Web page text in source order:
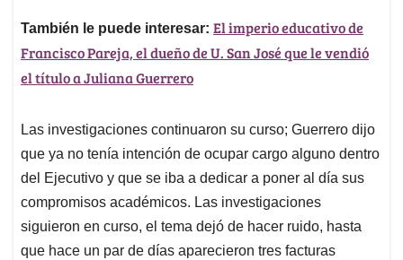
También le puede interesar: El imperio educativo de
Francisco Pareja, el dueño de U. San José que le vendió
el título a Juliana Guerrero
Las investigaciones continuaron su curso; Guerrero dijo
que ya no tenía intención de ocupar cargo alguno dentro
del Ejecutivo y que se iba a dedicar a poner al día sus
compromisos académicos. Las investigaciones
siguieron en curso, el tema dejó de hacer ruido, hasta
que hace un par de días aparecieron tres facturas